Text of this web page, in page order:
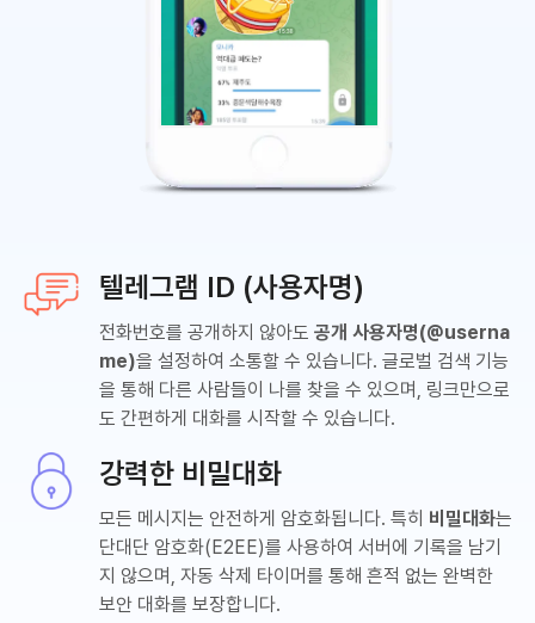
텔레그램 ID (사용자명)
전화번호를 공개하지 않아도 공개 사용자명(@userna
me)을 설정하여 소통할 수 있습니다. 글로벌 검색 기능
을 통해 다른 사람들이 나를 찾을 수 있으며, 링크만으로
도 간편하게 대화를 시작할 수 있습니다.
강력한 비밀대화
모든 메시지는 안전하게 암호화됩니다. 특히 비밀대화는
단대단 암호화(E2EE)를 사용하여 서버에 기록을 남기
지 않으며, 자동 삭제 타이머를 통해 흔적 없는 완벽한
보안 대화를 보장합니다.